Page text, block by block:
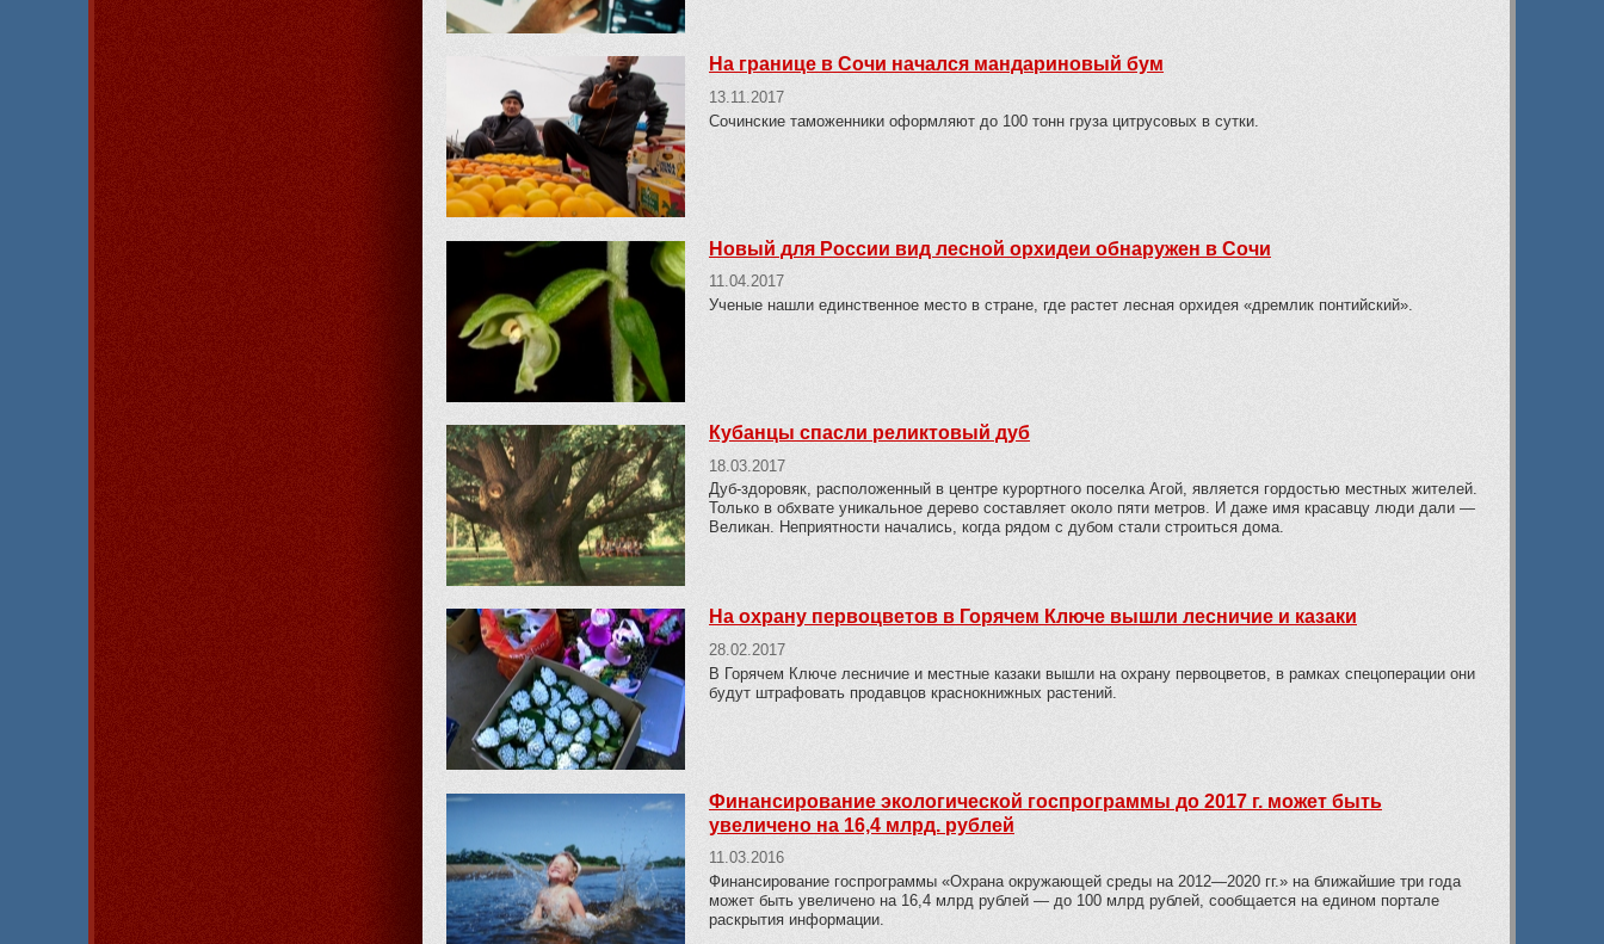
На границе в Сочи начался мандариновый бум
13.11.2017
Сочинские таможенники оформляют до 100 тонн груза цитрусовых в сутки.
Новый для России вид лесной орхидеи обнаружен в Сочи
11.04.2017
Ученые нашли единственное место в стране, где растет лесная орхидея «дремлик понтийский».
Кубанцы спасли реликтовый дуб
18.03.2017
Дуб-здоровяк, расположенный в центре курортного поселка Агой, является гордостью местных жителей.
Только в обхвате уникальное дерево составляет около пяти метров. И даже имя красавцу люди дали —
Великан. Неприятности начались, когда рядом с дубом стали строиться дома.
На охрану первоцветов в Горячем Ключе вышли лесничие и казаки
28.02.2017
В Горячем Ключе лесничие и местные казаки вышли на охрану первоцветов, в рамках спецоперации они
будут штрафовать продавцов краснокнижных растений.
Финансирование экологической госпрограммы до 2017 г. может быть
увеличено на 16,4 млрд. рублей
11.03.2016
Финансирование госпрограммы «Охрана окружающей среды на 2012—2020 гг.» на ближайшие три года
может быть увеличено на 16,4 млрд рублей — до 100 млрд рублей, сообщается на едином портале
раскрытия информации.